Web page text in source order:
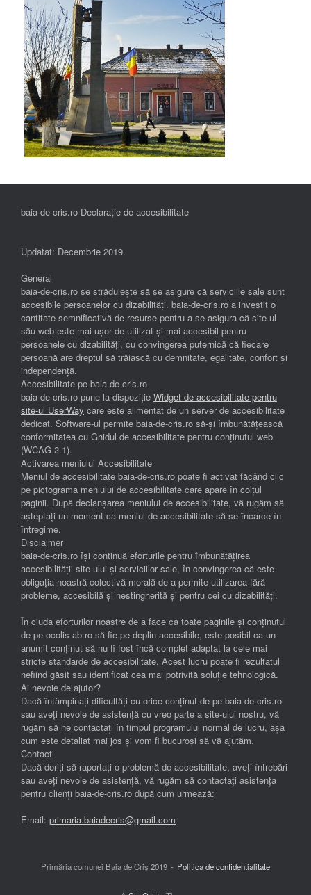
baia-de-cris.ro Declarație de accesibilitate
Updatat: Decembrie 2019.
General
baia-de-cris.ro se străduiește să se asigure că serviciile sale sunt
accesibile persoanelor cu dizabilități. baia-de-cris.ro a investit o
cantitate semnificativă de resurse pentru a se asigura că site-ul
său web este mai ușor de utilizat și mai accesibil pentru
persoanele cu dizabilități, cu convingerea puternică că fiecare
persoană are dreptul să trăiască cu demnitate, egalitate, confort și
independenţă.
Accesibilitate pe baia-de-cris.ro
baia-de-cris.ro pune la dispoziție Widget de accesibilitate pentru
site-ul UserWay care este alimentat de un server de accesibilitate
dedicat. Software-ul permite baia-de-cris.ro să-și îmbunătățească
conformitatea cu Ghidul de accesibilitate pentru conținutul web
(WCAG 2.1).
Activarea meniului Accesibilitate
Meniul de accesibilitate baia-de-cris.ro poate fi activat făcând clic
pe pictograma meniului de accesibilitate care apare în colțul
paginii. După declanșarea meniului de accesibilitate, vă rugăm să
așteptați un moment ca meniul de accesibilitate să se încarce în
întregime.
Disclaimer
baia-de-cris.ro își continuă eforturile pentru îmbunătățirea
accesibilității site-ului și serviciilor sale, în convingerea că este
obligația noastră colectivă morală de a permite utilizarea fără
probleme, accesibilă și nestingherită și pentru cei cu dizabilități.
În ciuda eforturilor noastre de a face ca toate paginile și conținutul
de pe ocolis-ab.ro să fie pe deplin accesibile, este posibil ca un
anumit conținut să nu fi fost încă complet adaptat la cele mai
stricte standarde de accesibilitate. Acest lucru poate fi rezultatul
nefiind găsit sau identificat cea mai potrivită soluție tehnologică.
Ai nevoie de ajutor?
Dacă întâmpinați dificultăți cu orice conținut de pe baia-de-cris.ro
sau aveți nevoie de asistență cu vreo parte a site-ului nostru, vă
rugăm să ne contactați în timpul programului normal de lucru, așa
cum este detaliat mai jos și vom fi bucuroși să vă ajutăm.
Contact
Dacă doriți să raportați o problemă de accesibilitate, aveți întrebări
sau aveți nevoie de asistență, vă rugăm să contactați asistența
pentru clienți baia-de-cris.ro după cum urmează:
Email: primaria.baiadecris@gmail.com
Primăria comunei Baia de Criș 2019 Politica de confidentialitate